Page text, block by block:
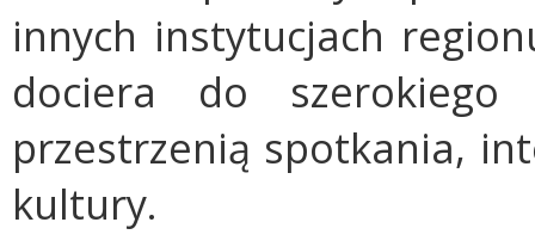
innych instytucjach
dociera do
przestrzenią spotkania,
kultury.